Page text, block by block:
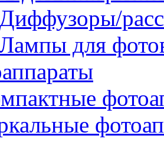
для